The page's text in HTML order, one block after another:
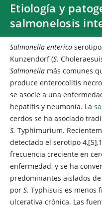
Etiología y
salmonelosis
Salmonella enterica
Kunzendorf (S.
Salmonella más comunes
produce enterocolitis
se asocie a una
hepatitis y neumonía. La
cerdos se ha asociado
S. Typhimurium.
detectado el serotipo
frecuencia creciente en
enfermedad, y se ha
predominantes aislados
por S. Typhisuis es menos
ulcerativa crónica. Las